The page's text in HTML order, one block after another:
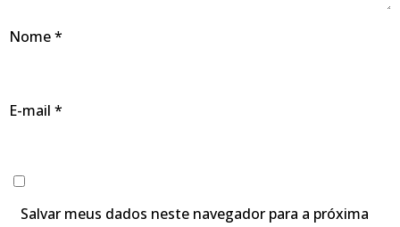
Nome*
E-mail *
Salvar meus dados neste navegador para a próxima